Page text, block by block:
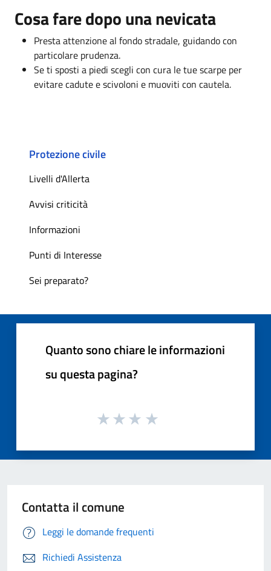
Cosa fare dopo una nevicata
Presta attenzione al fondo stradale, guidando con
particolare prudenza.
Se ti sposti a piedi scegli con cura le tue scarpe per
evitare cadute e scivoloni e muoviti con cautela.
Protezione civile
Livelli d'Allerta
Avvisi criticità
Informazioni
Punti di Interesse
Sei preparato?
Quanto sono chiare le informazioni
su questa pagina?
Contatta il comune
Leggi le domande frequenti
Richiedi Assistenza